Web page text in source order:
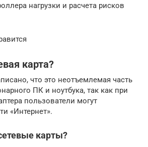
нагрузки и расчета рисков
карта?
что это неотъемлемая часть
ПК и ноутбука, так как при
пользователи могут
«Интернет».
карты?